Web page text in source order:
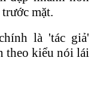
mặt.
là 'tác giả'
theo kiểu nói lái